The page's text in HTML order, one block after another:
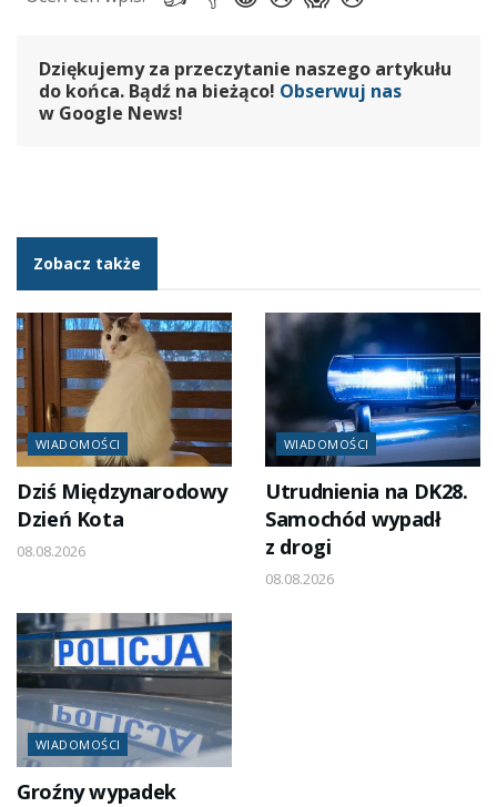
Dziękujemy za przeczytanie naszego artykułu
do końca. Bądź na bieżąco! Obserwuj nas
w Google News!
Zobacz także
WIADOMOŚCI
Dziś Międzynarodowy
Dzień Kota
08.08.2026
WIADOMOŚCI
Utrudnienia na DK28.
Samochód wypadł
z drogi
08.08.2026
WIADOMOŚCI
Groźny wypadek